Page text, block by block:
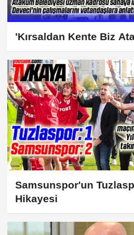
'Kırsaldan Kente Biz
Samsunspor'un
Hikayesi